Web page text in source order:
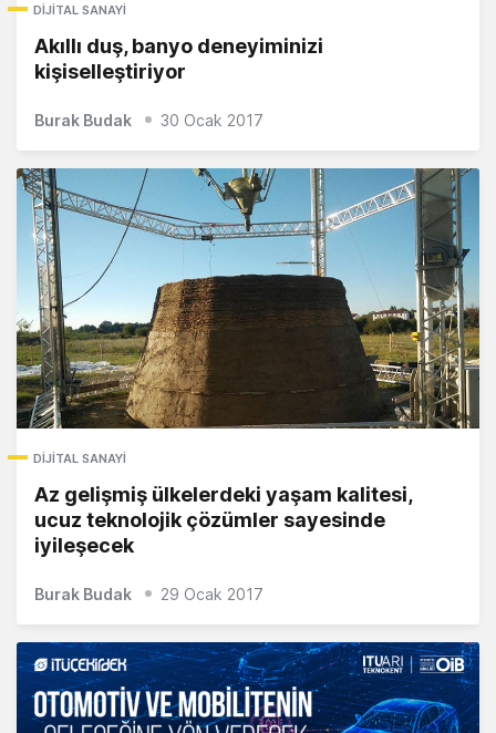
DIJITAL SANAYI
Akıllı duş, banyo deneyiminizi
kişiselleştiriyor
Burak Budak 30 Ocak 2017
DIJITAL SANAYI
Az gelişmiş ülkelerdeki yaşam kalitesi,
ucuz teknolojik çözümler sayesinde
iyileşecek
Burak Budak 29 Ocak 2017